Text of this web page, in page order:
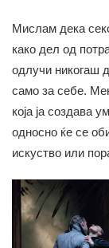
Мислам дека
како дел од
одлучи никогаш
само за себе.
која ја создава
односно ќе се
искуство или